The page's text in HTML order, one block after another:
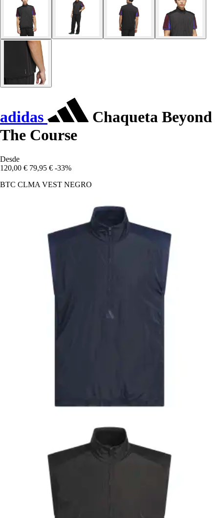
adidas
Chaqueta Beyond
The Course
Desde
120,00 € 79,95 € -33%
BTC CLMA VEST NEGRO